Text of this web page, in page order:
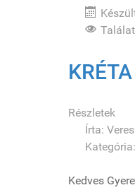
Részletek
Írta:
Kategória:
Kedves